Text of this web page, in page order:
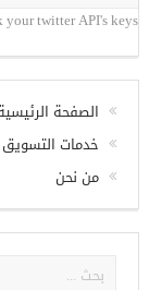
تويتر
الصفحة الرئيسية
خدمات التسويق